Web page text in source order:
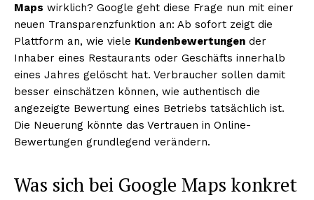
Maps wirklich? Google geht diese Frage nun mit einer
neuen Transparenzfunktion an: Ab sofort zeigt die
Plattform an, wie viele Kundenbewertungen der
Inhaber eines Restaurants oder Geschäfts innerhalb
eines Jahres gelöscht hat. Verbraucher sollen damit
besser einschätzen können, wie authentisch die
angezeigte Bewertung eines Betriebs tatsächlich ist.
Die Neuerung könnte das Vertrauen in Online-
Bewertungen grundlegend verändern.
Was sich bei Google Maps konkret